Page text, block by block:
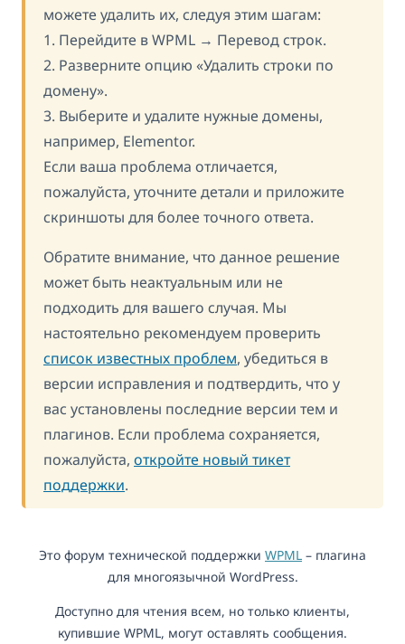
можете удалить их, следуя этим шагам:
1. Перейдите в WPML → Перевод строк.
2. Разверните опцию «Удалить строки по
домену».
3. Выберите и удалите нужные домены,
например, Elementor.
Если ваша проблема отличается,
пожалуйста, уточните детали и приложите
скриншоты для более точного ответа.
Обратите внимание, что данное решение
может быть неактуальным или не
подходить для вашего случая. Мы
настоятельно рекомендуем проверить
список известных проблем, убедиться в
версии исправления и подтвердить, что у
вас установлены последние версии тем и
плагинов. Если проблема сохраняется,
пожалуйста, откройте новый тикет
поддержки.
Это форум технической поддержки WPML – плагина
для многоязычной WordPress.
Доступно для чтения всем, но только клиенты,
купившие WPML, могут оставлять сообщения.